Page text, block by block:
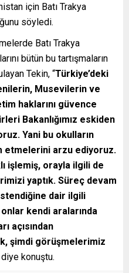
için Batı Trakya
söyledi.
Batı Trakya
bütün bu tartışmaların
Tekin, “Türkiye’deki
Musevilerin ve
haklarını güvence
Bakanlığımız eskiden
Yani bu okulların
etmelerini arzu ediyoruz.
işlemiş, orayla ilgili de
yaptık. Süreç devam
dair ilgili
kendi aralarında
açısından
şimdi görüşmelerimiz
diye konuştu.